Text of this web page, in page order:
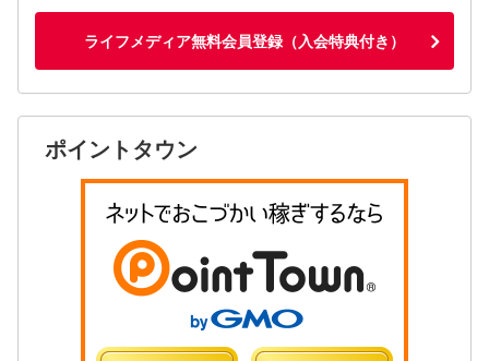
ライフメディア無料会員登録（入会特典付き）
ポイントタウン